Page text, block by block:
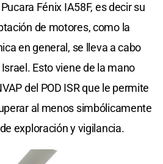
Fénix IA58F, es decir su
de motores, como la
en general, se lleva a cabo
Esto viene de la mano
del POD ISR que le permite
al menos simbólicamente
exploración y vigilancia.